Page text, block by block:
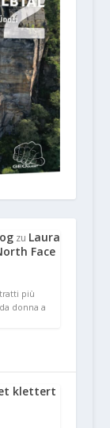
zu Laura
Face
più
donna a
klettert